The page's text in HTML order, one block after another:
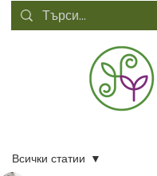
Всички статии